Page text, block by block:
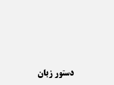
دستور زبان